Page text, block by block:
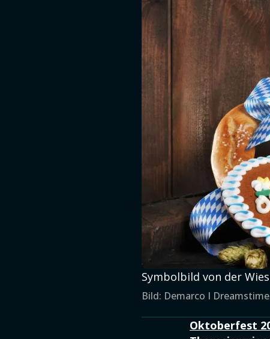
Symbolbild von der
Bild: Demarco I
Oktoberfest